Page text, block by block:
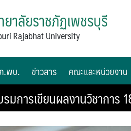
าลัยราชภัฏเพชรบุรี
Rajabhat University
.พบ. ข่าวสาร คณะและหน่วยงาน
รมการเขียนผลงานวิชากา